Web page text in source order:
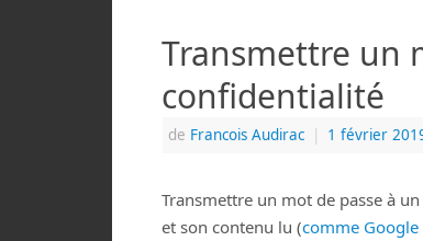
Transmettre un
confidentialité
de Francois Audirac | 1 février
Transmettre un mot de passe à
et son contenu lu (comme